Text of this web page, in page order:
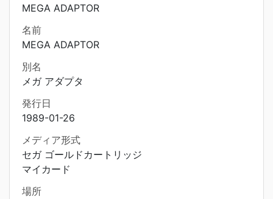
MEGA ADAPTOR
名前
MEGA ADAPTOR
別名
メガ アダプタ
発行日
1989-01-26
メディア形式
セガ ゴールドカートリッジ
マイカード
場所